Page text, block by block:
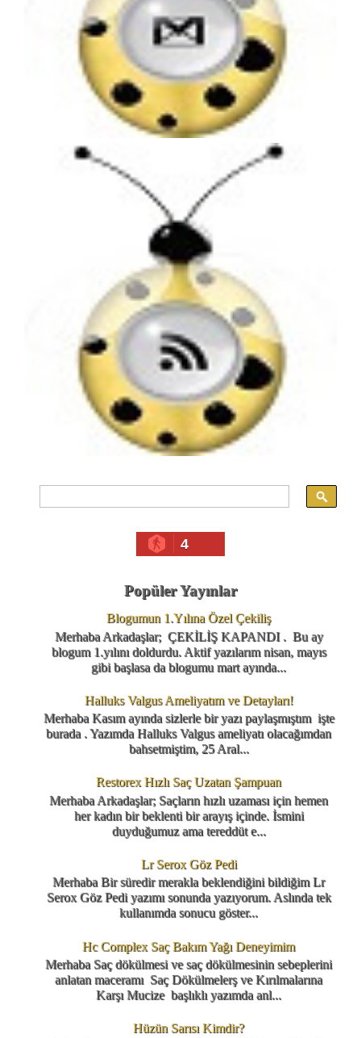
4
Popüler Yayınlar
Blogumun 1.Yılına Özel Çekiliş
Merhaba Arkadaşlar; ÇEKİLİŞ KAPANDI . Bu ay
blogum 1.yılını doldurdu. Aktif yazılarım nisan, mayıs
gibi başlasa da blogumu mart ayında...
Halluks Valgus Ameliyatım ve Detayları!
Merhaba Kasım ayında sizlerle bir yazı paylaşmıştım işte
burada . Yazımda Halluks Valgus ameliyatı olacağımdan
bahsetmiştim, 25 Aral...
Restorex Hızlı Saç Uzatan Şampuan
Merhaba Arkadaşlar; Saçların hızlı uzaması için hemen
her kadın bir beklenti bir arayış içinde. İsmini
duyduğumuz ama tereddüt e...
Lr Serox Göz Pedi
Merhaba Bir süredir merakla beklendiğini bildiğim Lr
Serox Göz Pedi yazımı sonunda yazıyorum. Aslında tek
kullanımda sonucu göster...
Hc Complex Saç Bakım Yağı Deneyimim
Merhaba Saç dökülmesi ve saç dökülmesinin sebeplerini
anlatan maceramı Saç Dökülmelerş ve Kırılmalarına
Karşı Mucize başlıklı yazımda anl...
Hüzün Sarısı Kimdir?